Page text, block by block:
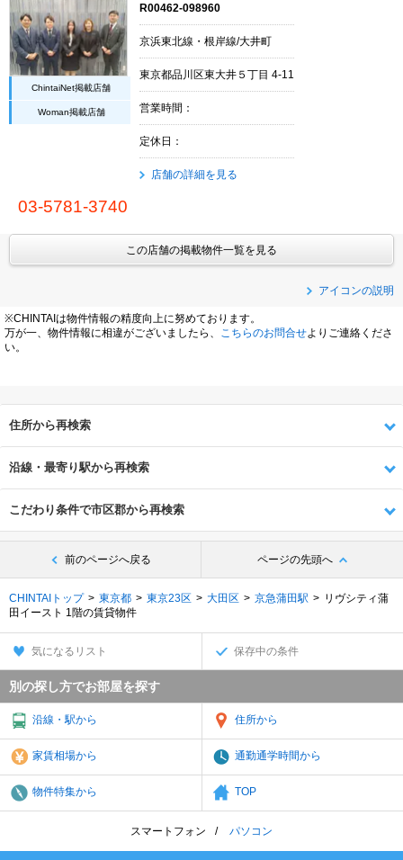
ChintaiNet掲載店舗
Woman掲載店舗
R00462-098960
京浜東北線・根岸線/大井町
東京都品川区東大井５丁目 4-11
営業時間：
定休日：
店舗の詳細を見る
03-5781-3740
この店舗の掲載物件一覧を見る
アイコンの説明
※CHINTAIは物件情報の精度向上に努めております。
万が一、物件情報に相違がございましたら、
こちらのお問合せよりご連絡くださ
い。
住所から再検索
沿線・最寄り駅から再検索
こだわり条件で市区郡から再検索
前のページへ戻る ページの先頭へ
CHINTAIトップ 東京都 東京23区 大田区 京急蒲田駅
リヴシティ蒲
田イースト 1階の賃貸物件
気になるリスト 保存中の条件
別の探し方でお部屋を探す
沿線・駅から 住所から
家賃相場から 通勤通学時間から
物件特集から TOP
スマートフォン パソコン